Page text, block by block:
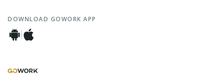
DOWNLOAD GOWORK APP